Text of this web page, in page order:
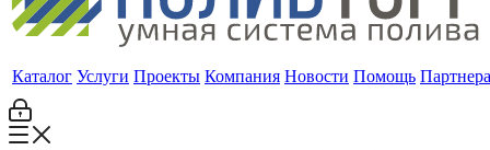
Каталог Услуги Проекты Компания Новости Помощь